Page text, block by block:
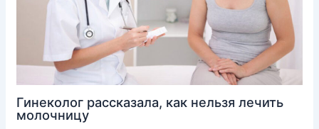
Гинеколог рассказала, как нельзя лечить
молочницу